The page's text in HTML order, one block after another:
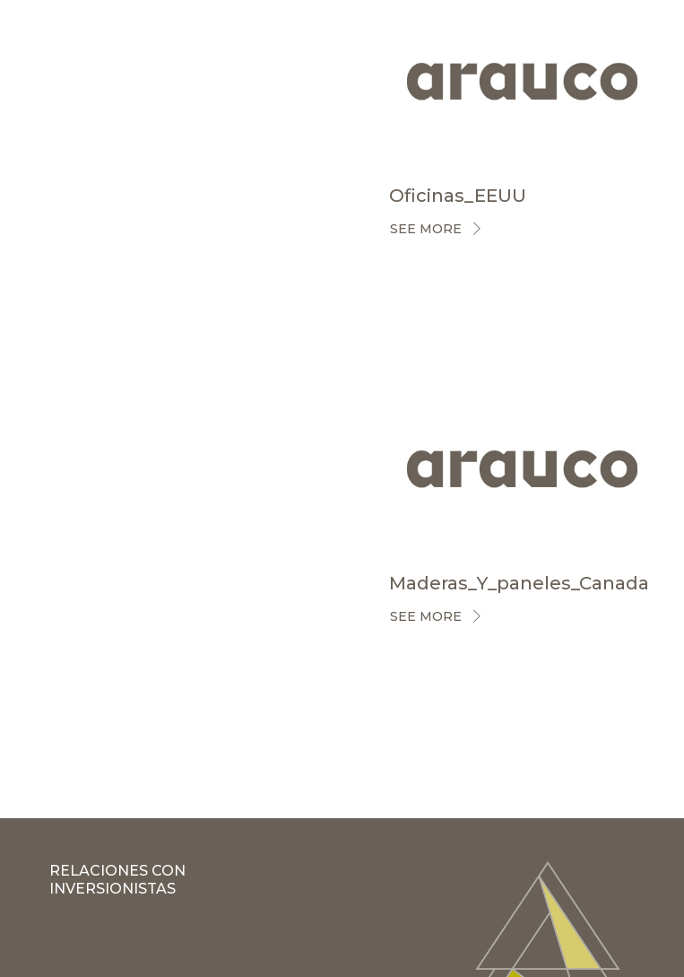
Oficinas_EEUU
SEE MORE
Maderas_Y_paneles_Canada
SEE MORE
RELACIONES CON
INVERSIONISTAS